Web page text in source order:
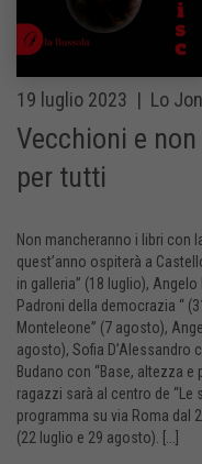
19 luglio 2023 | Lo
Vecchioni e
per tutti
Non mancheranno i libri con
quest’anno ospiterà a
in galleria” (18 luglio),
Padroni della democrazia “
Monteleone” (7 agosto),
agosto), Sofia D’Alessandro
Budano con “Base, altezza
ragazzi sarà al centro de “Le
programma su via Roma dal
(22 luglio e 29 agosto). [...]